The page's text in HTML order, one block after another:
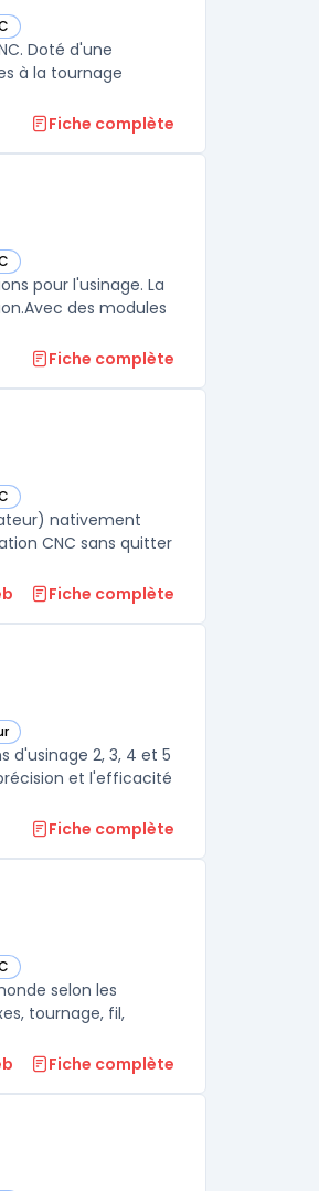
Doté d'une
à la tournage
Fiche complète
pour l'usinage. La
des modules
Fiche complète
nativement
CNC sans quitter
Fiche complète
d'usinage 2, 3, 4 et 5
et l'efficacité
Fiche complète
selon les
tournage, fil,
Fiche complète